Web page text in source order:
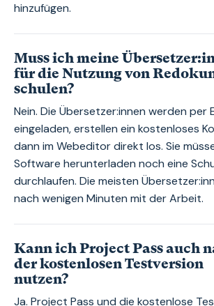
hinzufügen.
Muss ich meine
für die Nutzung von
schulen?
Nein. Die Übersetzer:innen werden per
eingeladen, erstellen ein kostenloses
dann im Webeditor direkt los. Sie
Software herunterladen noch eine
durchlaufen. Die meisten
nach wenigen Minuten mit der Arbeit.
Kann ich Project Pass auch
der kostenlosen Testversion
nutzen?
Ja. Project Pass und die kostenlose